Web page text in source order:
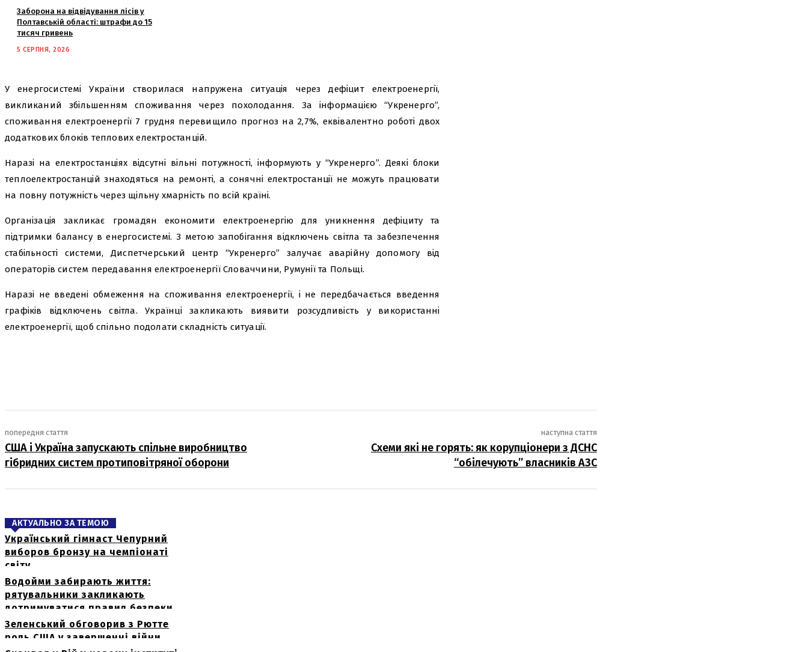
Заборона на відвідування лісів у
Полтавській області: штрафи до 15
тисяч гривень
5 СЕРПНЯ, 2026
У енергосистемі України створилася напружена ситуація через дефіцит електроенергії,
викликаний збільшенням споживання через похолодання. За інформацією “Укренерго”,
споживання електроенергії 7 грудня перевищило прогноз на 2,7%, еквівалентно роботі двох
додаткових блоків теплових електростанцій.
Наразі на електростанціях відсутні вільні потужності, інформують у “Укренерго”. Деякі блоки
теплоелектростанцій знаходяться на ремонті, а сонячні електростанції не можуть працювати
на повну потужність через щільну хмарність по всій країні.
Організація закликає громадян економити електроенергію для уникнення дефіциту та
підтримки балансу в енергосистемі. З метою запобігання відключень світла та забезпечення
стабільності системи, Диспетчерський центр “Укренерго” залучає аварійну допомогу від
операторів систем передавання електроенергії Словаччини, Румунії та Польщі.
Наразі не введені обмеження на споживання електроенергії, і не передбачається введення
графіків відключень світла. Українці закликають виявити розсудливість у використанні
електроенергії, щоб спільно подолати складність ситуації.
попередня стаття
США і Україна запускають спільне виробництво
гібридних систем протиповітряної оборони
наступна стаття
Схеми які не горять: як корупціонери з ДСНС
“обілечують” власників АЗС
АКТУАЛЬНО ЗА ТЕМОЮ
Український гімнаст Чепурний
виборов бронзу на чемпіонаті
світу
Водойми забирають життя:
рятувальники закликають
дотримуватися правил безпеки
Зеленський обговорив з Рютте
роль США у завершенні війни